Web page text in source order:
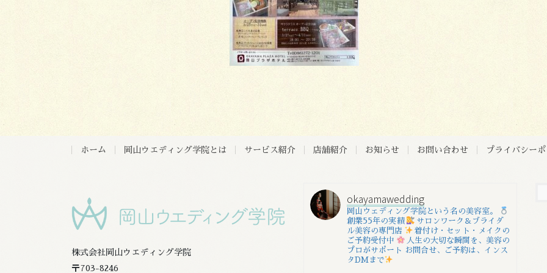
ホーム 岡山ウエディング学院とは サービス紹介 店舗紹介 お知らせ お問い合わせ プライバシー
株式会社岡山ウエディング学院
〒703-8246
okayamawedding
岡山ウェディング学院という名の美容室。
創業55年の実績
サロンワーク＆ブライダ
ル美容の専門店
着付け・セット・メイクの
ご予約受付中
人生の大切な瞬間を、美容の
プロがサポート
お問合せ、ご予約は、インス
タDMまで